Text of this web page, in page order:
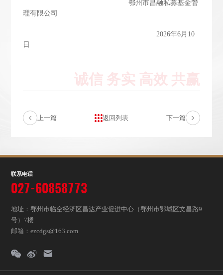
鄂州市昌融私募基金管
理有限公司
2026年6月10
日
上一篇 返回列表 下一篇
联系电话
027-60858773
地址：鄂州市临空经济区昌达产业促进中心（鄂州市鄂城区文昌路9
号）7楼
邮箱：ezcdgs@163.com